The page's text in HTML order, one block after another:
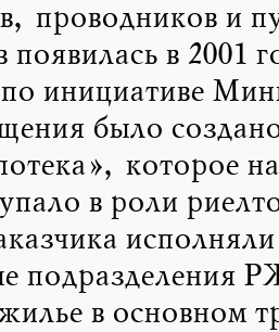
проводников и
появилась в 2001
инициативе
было
которое
в роли
исполняли
подразделения
в основном